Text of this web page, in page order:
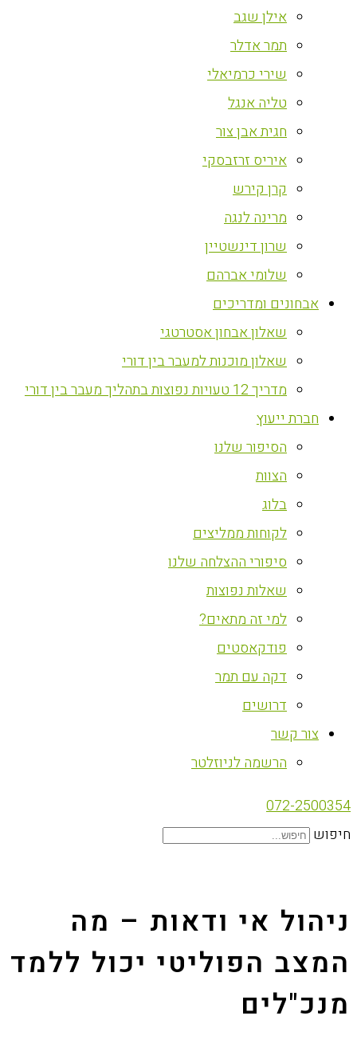
אילן שגב
תמר אדלר
שירי כרמיאלי
טליה אנגל
חגית אבן צור
איריס זרזבסקי
קרן קירש
מרינה לנגה
שרון דינשטיין
שלומי אברהם
אבחונים ומדריכים
שאלון אבחון אסטרטגי
שאלון מוכנות למעבר בין דורי
מדריך 12 טעויות נפוצות בתהליך מעבר בין דורי
חברת ייעוץ
הסיפור שלנו
הצוות
בלוג
לקוחות ממליצים
סיפורי ההצלחה שלנו
שאלות נפוצות
למי זה מתאים?
פודקאסטים
דקה עם תמר
דרושים
צור קשר
הרשמה לניוזלטר
072-2500354
חיפוש
ניהול אי ודאות – מה
המצב הפוליטי יכול ללמד
מנכ"לים